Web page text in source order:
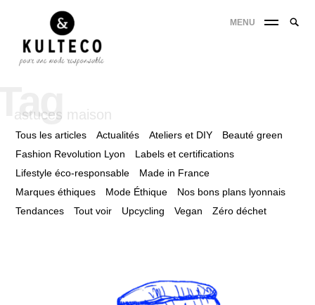
MENU
astuces maison
Tous les articles Actualités Ateliers et DIY
Beauté green
Fashion Revolution Lyon
Labels et certifications
Lifestyle éco-responsable
Made in France
Marques éthiques
Mode Éthique
Nos bons plans lyonnais
Tendances
Tout voir Upcycling Vegan Zéro déchet